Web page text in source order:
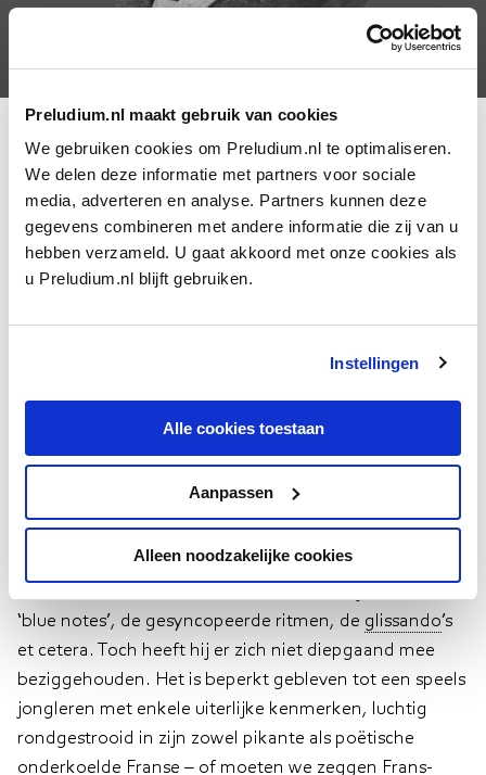
Preludium.nl maakt gebruik van cookies
We gebruiken cookies om Preludium.nl te optimaliseren.
We delen deze informatie met partners voor sociale
media, adverteren en analyse. Partners kunnen deze
gegevens combineren met andere informatie die zij van u
hebben verzameld. U gaat akkoord met onze cookies als
u Preludium.nl blijft gebruiken.
Instellingen
Alle cookies toestaan
Aanpassen
Alleen noodzakelijke cookies
Maurice Ravel dirigerend in Londen
14 APRIL 1923
‘Een concert in de geest vanMozarten Saint-Saëns’,
zo omschreef Maurice ­Ravel zijnPianoconcert in G
groot. Hij voegde eraan toe: ‘Ik geloof dat een concert
vrolijk en briljant kan zijn en dat er geen noodzaak is te
streven naar diepte of grote dramatische effecten.’
dat ongeveer tegelijkertijd ontstond, juist in
Dat werk klinkt
uitdrukkingen te ­gebruiken. Het zou een concert
worden met ‘jazz-elementen’, zo kondigde de
componist het werk aan. Hij had ook eenSon­ate voor
geschreven met een ‘blues’ als
middendeel. Ravel had een zwak voor de jazz: voor de
‘blue notes’, de gesyncopeerde ritmen, de glissando’s
et cetera. Toch heeft hij er zich niet diepgaand mee
beziggehouden. Het is beperkt gebleven tot een speels
jongleren met enkele uiterlijke kenmerken, luchtig
rondgestrooid in zijn zowel pikante als poëtische
onderkoelde Franse – of moeten we zeggen Frans-